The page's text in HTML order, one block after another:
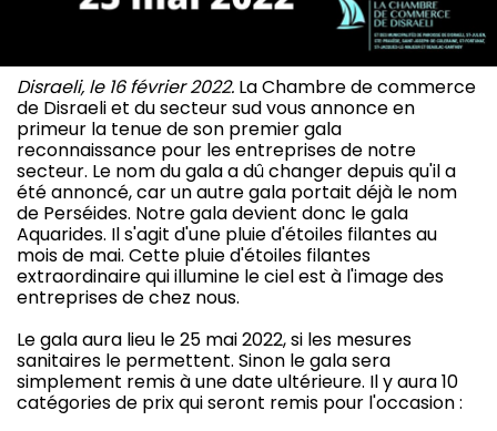
Disraeli, le 16 février 2022. La Chambre de commerce
de Disraeli et du secteur sud vous annonce en
primeur la tenue de son premier gala
reconnaissance pour les entreprises de notre
secteur. Le nom du gala a dû changer depuis qu'il a
été annoncé, car un autre gala portait déjà le nom
de Perséides. Notre gala devient donc le gala
Aquarides. Il s'agit d'une pluie d'étoiles filantes au
mois de mai. Cette pluie d'étoiles filantes
extraordinaire qui illumine le ciel est à l'image des
entreprises de chez nous.
Le gala aura lieu le 25 mai 2022, si les mesures
sanitaires le permettent. Sinon le gala sera
simplement remis à une date ultérieure. Il y aura 10
catégories de prix qui seront remis pour l'occasion :